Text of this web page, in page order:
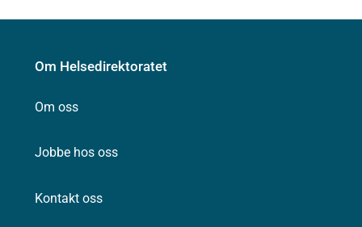
Om Helsedirektoratet
Om oss
Jobbe hos oss
Kontakt oss